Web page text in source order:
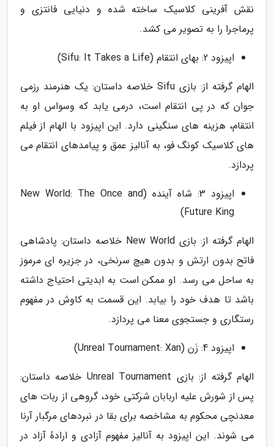
نقش آفرینی کلاسیک ساخته شده و دنیایی فانتزی و
پرماجرا را به تصویر می کشد.
اپیزود 2: بهای انتقام (Sifu: It Takes a Life)
الهام گرفته از: بازی Sifu خلاصه داستان: یک هنرمند رزمی
جوان که در پی انتقام است، درمی یابد که وسواس او به
انتقام، هزینه های سنگینی دارد. این اپیزود با الهام از فیلم
های کلاسیک کونگ فو، به آنالیز عمق و پیامدهای انتقام می
پردازد.
اپیزود 3: شاه آینده (New World: The Once and
Future King)
الهام گرفته از: بازی New World خلاصه داستان: پادشاهی
فاتح بدون ارتش و بدون هیچ سرنخی، در جزیره ای مرموز
به ساحل می رسد. او ممکن است به ابدیتی احتیاج داشته
باشد تا هدف خود را بیابد. این قسمت به کاوش در مفهوم
رستگاری و جستجوی معنا می پردازد.
اپیزود 4: زَن (Unreal Tournament: Xan)
الهام گرفته از: بازی Unreal Tournament خلاصه داستان:
پس از شورش علیه اربابان شرکتی خود، گروهی از ربات های
معدنچی محکوم به مشاخصه برای بقا در نبردهای مرگبار آرنا
می شوند. این اپیزود به آنالیز مفهوم آزادی و ارادهٔ آزاد در